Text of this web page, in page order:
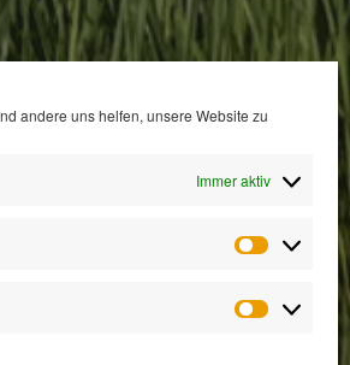
andere uns helfen, unsere Website zu
Immer aktiv